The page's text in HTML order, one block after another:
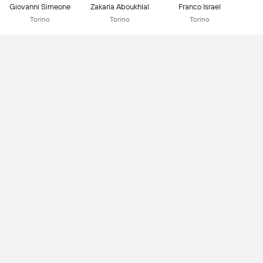
Giovanni Simeone
Torino
Zakaria Aboukhlal
Torino
Franco Israel
Torino